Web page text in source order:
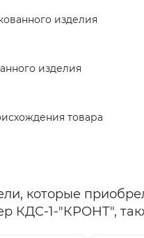
изделия
изделия
товара
которые
КДС-1-"КРОНТ",